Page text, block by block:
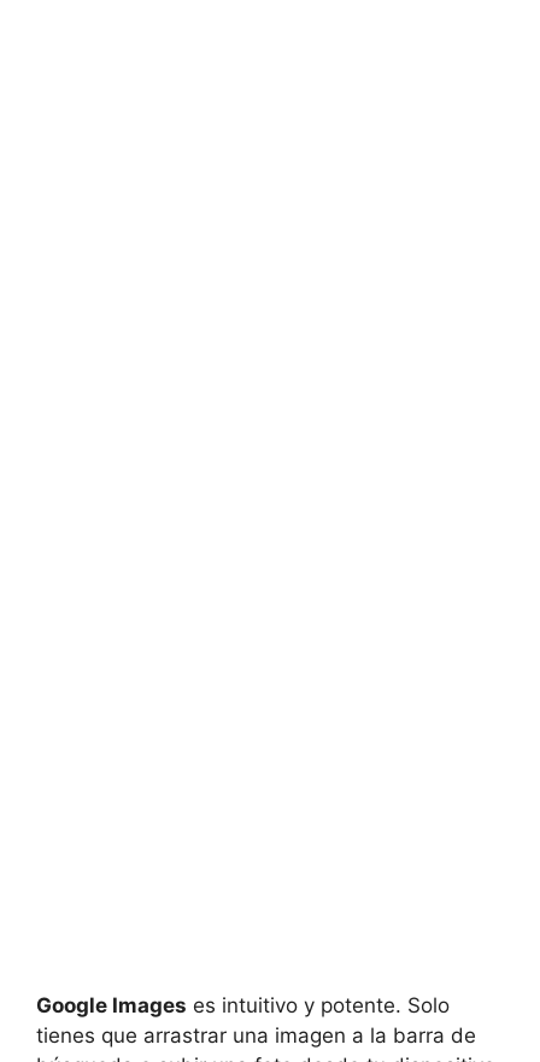
Google Images es intuitivo y potente. Solo
tienes que arrastrar una imagen a la barra de